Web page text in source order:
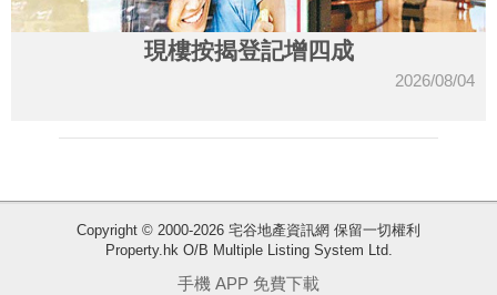
現樓按揭登記增四成
2026/08/04
Copyright © 2000-2026 宅谷地產資訊網 保留一切權利
Property.hk O/B Multiple Listing System Ltd.
手機 APP 免費下載